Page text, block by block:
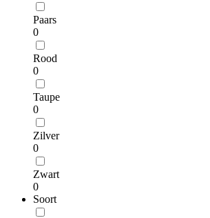
Paars
0
Rood
0
Taupe
0
Zilver
0
Zwart
0
Soort